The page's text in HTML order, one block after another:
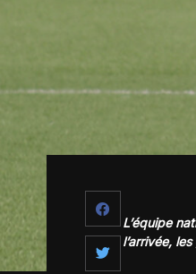
L’équipe
l’arrivée,